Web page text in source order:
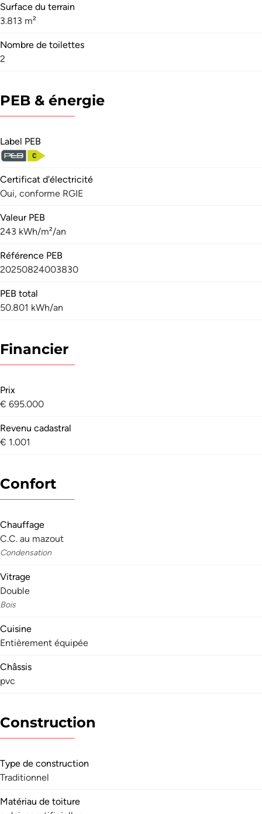
Surface du terrain
3.813 m²
Nombre de toilettes
2
PEB & énergie
Label PEB
Certificat d'électricité
Oui, conforme RGIE
Valeur PEB
243 kWh/m²/an
Référence PEB
20250824003830
PEB total
50.801 kWh/an
Financier
Prix
€ 695.000
Revenu cadastral
€ 1.001
Confort
Chauffage
C.C. au mazout
Condensation
Vitrage
Double
Bois
Cuisine
Entièrement équipée
Châssis
pvc
Construction
Type de construction
Traditionnel
Matériau de toiture